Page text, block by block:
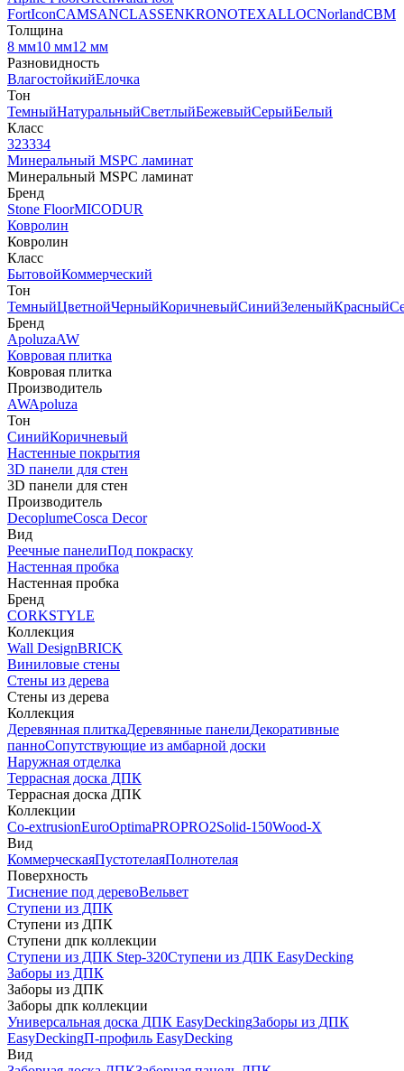
FortIconCAMSANCLASSENKRONOTEXALLOCNorlandCBM
Толщина
8 мм10 мм12 мм
Разновидность
ВлагостойкийЕлочка
Тон
ТемныйНатуральныйСветлыйБежевыйСерыйБелый
Класс
323334
Минеральный MSPC ламинат
Минеральный MSPC ламинат
Бренд
Stone FloorMICODUR
Ковролин
Ковролин
Класс
БытовойКоммерческий
Тон
ТемныйЦветнойЧерныйКоричневыйСинийЗеленыйКрасный
Бренд
ApoluzaAW
Ковровая плитка
Ковровая плитка
Производитель
AWApoluza
Тон
СинийКоричневый
Настенные покрытия
3D панели для стен
3D панели для стен
Производитель
DecoplumeCosca Decor
Вид
Реечные панелиПод покраску
Настенная пробка
Настенная пробка
Бренд
CORKSTYLE
Коллекция
Wall DesignBRICK
Виниловые стены
Стены из дерева
Стены из дерева
Коллекция
Деревянная плиткаДеревянные панелиДекоративные
панноСопутствующие из амбарной доски
Наружная отделка
Террасная доска ДПК
Террасная доска ДПК
Коллекции
Co-extrusionEuroOptimaPROPRO2Solid-150Wood-X
Вид
КоммерческаяПустотелаяПолнотелая
Поверхность
Тиснение под деревоВельвет
Ступени из ДПК
Ступени из ДПК
Ступени дпк коллекции
Ступени из ДПК Step-320Ступени из ДПК EasyDecking
Заборы из ДПК
Заборы из ДПК
Заборы дпк коллекции
Универсальная доска ДПК EasyDeckingЗаборы из ДПК
EasyDeckingП-профиль EasyDecking
Вид